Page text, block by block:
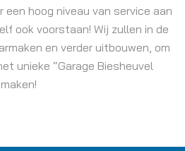
een hoog niveau van service aan
ook voorstaan! Wij zullen in de
en verder uitbouwen, om
unieke “Garage Biesheuvel